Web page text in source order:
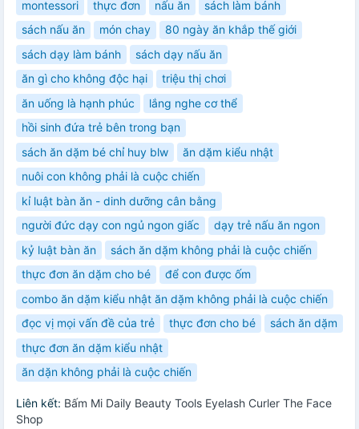
montessori thực đơn nấu ăn
sách làm bánh
sách nấu ăn
món chay
80 ngày ăn khắp thế giới
sách dạy làm bánh
sách dạy nấu ăn
ăn gì cho không độc hại
triệu thị chơi
ăn uống là hạnh phúc
lắng nghe cơ thể
hồi sinh đứa trẻ bên trong bạn
sách ăn dặm bé chỉ huy blw
ăn dặm kiểu nhật
nuôi con không phải là cuộc chiến
kỉ luật bàn ăn - dinh dưỡng cân bằng
người đức dạy con ngủ ngon giấc
dạy trẻ nấu ăn ngon
kỷ luật bàn ăn
sách ăn dặm không phải là cuộc chiến
thực đơn ăn dặm cho bé
để con được ốm
combo ăn dặm kiểu nhật ăn dặm không phải là cuộc chiến
đọc vị mọi vấn đề của trẻ
thực đơn cho bé
sách ăn dặm
thực đơn ăn dặm kiểu nhật
ăn dặn không phải là cuộc chiến
Liên kết: Bấm Mi Daily Beauty Tools Eyelash Curler The Face
Shop